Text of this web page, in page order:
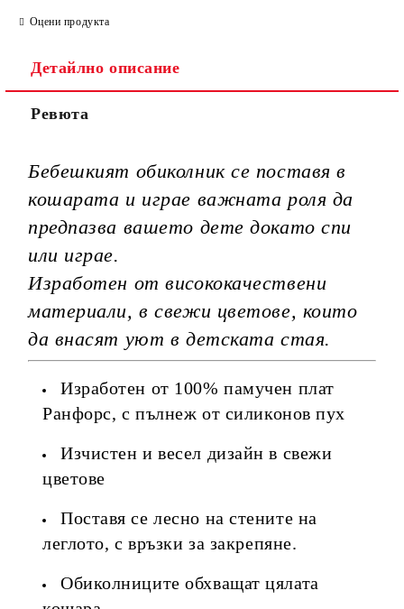
Оцени продукта
Детайлно описание
Ревюта
Бебешкият обиколник се поставя в
кошарата и играе важната роля да
предпазва вашето дете докато спи
или играе.
Изработен от висококачествени
материали, в свежи цветове, които
да внасят уют в детската стая.
Изработен от 100% памучен плат
Ранфорс, с пълнеж от силиконов пух
Изчистен и весел дизайн в свежи
цветове
Поставя се лесно на стените на
леглото, с връзки за закрепяне.
Обиколниците обхващат цялата